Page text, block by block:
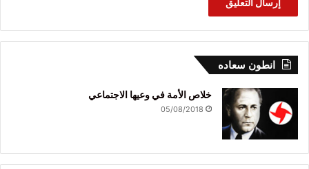
انطون سعاده
خلاص الأمة في وعيها الاجتماعي
05/08/2018